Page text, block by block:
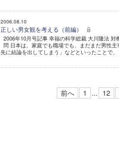
2006.08.10
正しい男女観を考える（前編）
2006年10月号記事 幸福の科学総裁 大川隆法 対
問 日本は、家庭でも職場でも、まだまだ男性
先に結論を出してしまう」などといったことで
前へ 1 ... 12